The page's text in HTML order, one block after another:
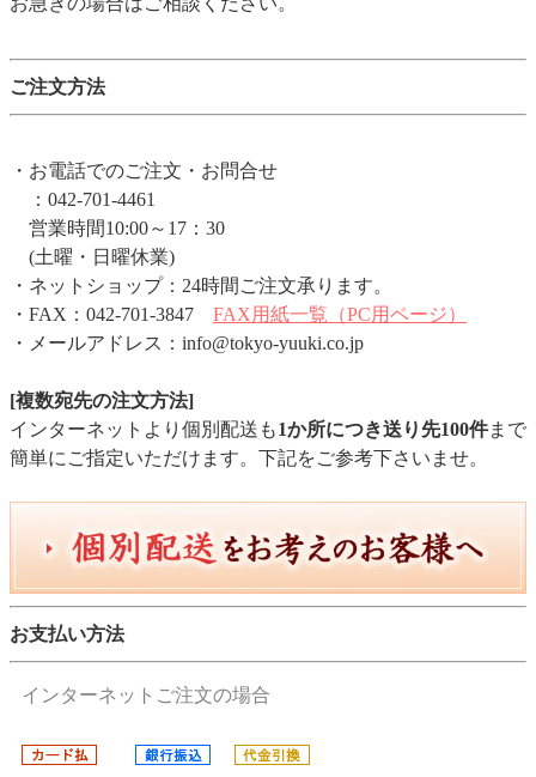
ご注文方法
・お電話でのご注文・お問合せ
：042-701-4461
営業時間10:00～17：30
(土曜・日曜休業)
・ネットショップ：24時間ご注文承ります。
・FAX：042-701-3847 FAX用紙一覧（PC用ページ）
・メールアドレス：info@tokyo-yuuki.co.jp
[複数宛先の注文方法]
インターネットより個別配送も1か所につき送り先100件まで
簡単にご指定いただけます。下記をご参考下さいませ。
お支払い方法
インターネットご注文の場合